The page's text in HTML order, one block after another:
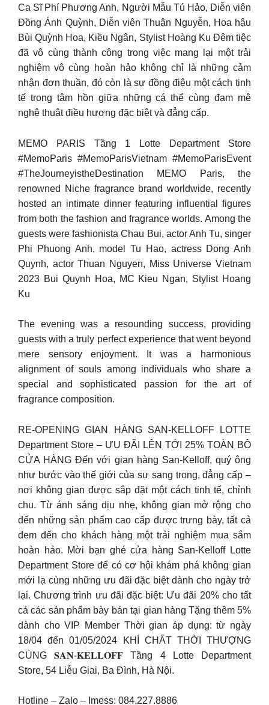
Ca Sĩ Phí Phương Anh, Người Mẫu Tú Hảo, Diễn viên
Đồng Ánh Quỳnh, Diễn viên Thuận Nguyễn, Hoa hậu
Bùi Quỳnh Hoa, Kiều Ngân, Stylist Hoàng Ku Đêm tiệc
đã vô cùng thành công trong việc mang lại một trải
nghiệm vô cùng hoàn hảo không chỉ là những cảm
nhận đơn thuần, đó còn là sự đồng điệu một cách tinh
tế trong tâm hồn giữa những cá thể cùng đam mê
nghệ thuật điều hương đặc biệt và đẳng cấp.
MEMO PARIS Tầng 1 Lotte Department Store
#MemoParis #MemoParisVietnam #MemoParisEvent
#TheJourneyistheDestination MEMO Paris, the
renowned Niche fragrance brand worldwide, recently
hosted an intimate dinner featuring influential figures
from both the fashion and fragrance worlds. Among the
guests were fashionista Chau Bui, actor Anh Tu, singer
Phi Phuong Anh, model Tu Hao, actress Dong Anh
Quynh, actor Thuan Nguyen, Miss Universe Vietnam
2023 Bui Quynh Hoa, MC Kieu Ngan, Stylist Hoang
Ku
The evening was a resounding success, providing
guests with a truly perfect experience that went beyond
mere sensory enjoyment. It was a harmonious
alignment of souls among individuals who share a
special and sophisticated passion for the art of
fragrance composition.
RE-OPENING GIAN HÀNG SAN-KELLOFF LOTTE
Department Store – ƯU ĐÃI LÊN TỚI 25% TOÀN BỘ
CỬA HÀNG Đến với gian hàng San-Kelloff, quý ông
như bước vào thế giới của sự sang trọng, đẳng cấp –
nơi không gian được sắp đặt một cách tinh tế, chỉnh
chu. Từ ánh sáng dịu nhẹ, không gian mở rộng cho
đến những sản phẩm cao cấp được trưng bày, tất cả
đem đến cho khách hàng một trải nghiệm mua sắm
hoàn hảo. Mời bạn ghé cửa hàng San-Kelloff Lotte
Department Store để có cơ hội khám phá không gian
mới lạ cùng những ưu đãi đặc biệt dành cho ngày trở
lại. Chương trình ưu đãi đặc biệt: Ưu đãi 20% cho tất
cả các sản phẩm bày bán tại gian hàng Tặng thêm 5%
dành cho VIP Member Thời gian áp dụng: từ ngày
18/04 đến 01/05/2024 KHÍ CHẤT THỜI THƯỢNG
CÙNG 𝐒𝐀𝐍-𝐊𝐄𝐋𝐋𝐎𝐅𝐅 Tầng 4 Lotte Department
Store, 54 Liễu Giai, Ba Đình, Hà Nội.
Hotline – Zalo – Imess: 084.227.8886